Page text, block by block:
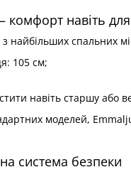
навіть
найбільших спальних
105 см;
навіть старшу або
моделей,
система безпеки